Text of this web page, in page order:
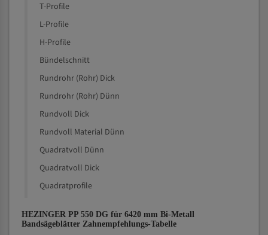
T-Profile
L-Profile
H-Profile
Bündelschnitt
Rundrohr (Rohr) Dick
Rundrohr (Rohr) Dünn
Rundvoll Dick
Rundvoll Material Dünn
Quadratvoll Dünn
Quadratvoll Dick
Quadratprofile
HEZINGER PP 550 DG für 6420 mm Bi-Metall
Bandsägeblätter Zahnempfehlungs-Tabelle